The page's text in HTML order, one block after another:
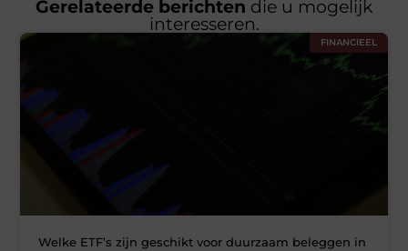
Gerelateerde berichten die u mogelijk
interesseren.
FINANCIEEL
Welke ETF’s zijn geschikt voor duurzaam beleggen in